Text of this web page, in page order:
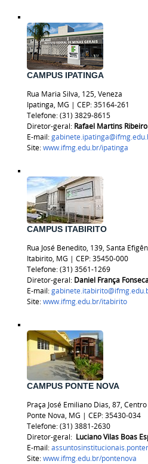
CAMPUS IPATINGA
Rua Maria Silva, 125, Veneza
Ipatinga, MG | CEP: 35164-261
Telefone: (31) 3829-8615
Diretor-geral: Rafael Martins Ribeiro
E-mail:
Site:www.ifmg.edu.br/ipatinga
CAMPUS ITABIRITO
Rua José Benedito, 139, Santa
Itabirito, MG | CEP: 35450-000
Telefone: (31) 3561-1269
Diretor-geral: Daniel França
E-mail:
Site:www.ifmg.edu.br/itabirito
CAMPUS PONTE NOVA
Praça José Emiliano Dias, 87, Centro
Ponte Nova, MG | CEP: 35430-034
Telefone: (31) 3881-2630
Diretor-geral: Luciano Vilas Boas
E-mail:
Site:www.ifmg.edu.br/pontenova